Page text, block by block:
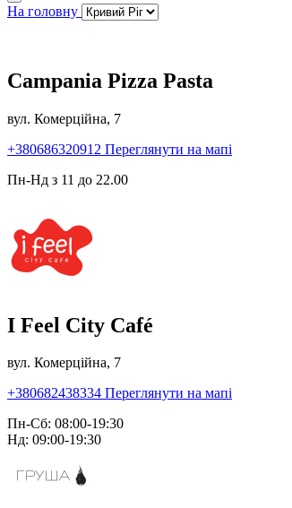
На головну
Campania Pizza Pasta
вул. Комерційна, 7
+380686320912 Переглянути на мапі
Пн-Нд з 11 до 22.00
I Feel City Café
вул. Комерційна, 7
+380682438334 Переглянути на мапі
Пн-Сб: 08:00-19:30
Нд: 09:00-19:30